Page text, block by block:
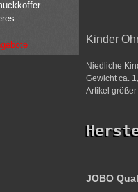
Kinder
Niedliche
Gewicht ca.
Artikel größer
JOBO